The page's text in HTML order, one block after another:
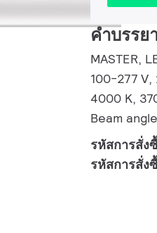
คำบรร
MASTER,
100-277
4000 K,
Beam
รหัสการสั่ง
รหัสการสั่ง